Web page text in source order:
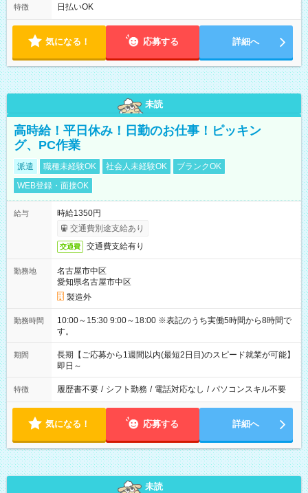
フト！ 残業ほぼナシ（0～5h/月）
特徴 日払いOK
気になる！ 応募する 詳細へ
未読
高時給！平日休み！日勤のお仕事！ピッキン
グ、PC作業
派遣 職種未経験OK 社会人未経験OK
ブランクOK
WEB登録・面接OK
給与
時給1350円
交通費別途支給あり
交通費 交通費支給有り
勤務地
名古屋市中区
愛知県名古屋市中区
製造外
勤務時間
10:00～15:30 9:00～18:00 ※表記のうち実働5時間から8時間で
す。
期間
長期【ご応募から1週間以内(最短2日目)のスピード就業が可能】
即日～
特徴 履歴書不要 / シフト勤務 / 電話対応なし / パソコンスキル不要
気になる！ 応募する 詳細へ
未読